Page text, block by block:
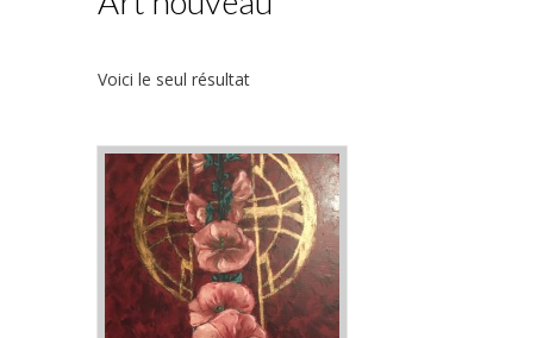
Voici le seul résultat